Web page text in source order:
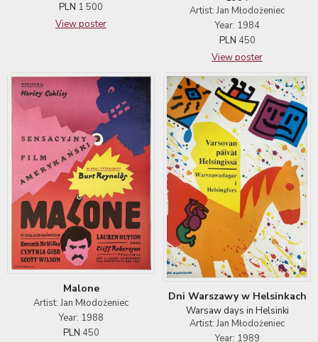
PLN 1 500
View poster
Artist: Jan Młodożeniec
Year: 1984
PLN 450
View poster
Malone
Artist: Jan Młodożeniec
Year: 1988
PLN 450
Dni Warszawy w Helsinkach
Warsaw days in Helsinki
Artist: Jan Młodożeniec
Year: 1989